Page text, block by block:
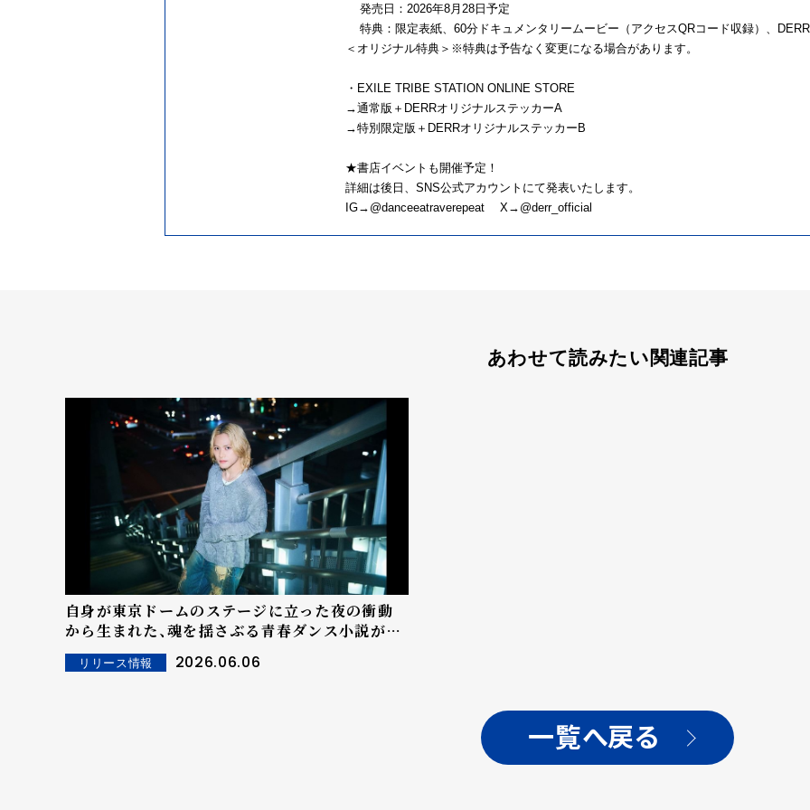
発売日：2026年8月28日予定
特典：限定表紙、60分ドキュメンタリームービー（アクセスQRコード収録）、
＜オリジナル特典＞※特典は予告なく変更になる場合があります。
・EXILE TRIBE STATION ONLINE STORE
→通常版＋DERRオリジナルステッカーA
→特別限定版＋DERRオリジナルステッカーB
★書店イベントも開催予定！
詳細は後日、SNS公式アカウントにて発表いたします。
IG→@danceeatraverepeat X→@derr_official
あわせて読みたい関連記事
自身が東京ドームのステージに立った夜の衝動
から生まれた、魂を揺さぶる青春ダンス小説が誕
生 THE RAMPAGE岩谷翔吾２作目の小説 『一
人分の夜を生き直す』 発売決定！
リリース情報 2026.06.06
一覧へ戻る